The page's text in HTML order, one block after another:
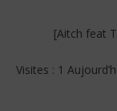
[Aitch feat
Visites : 1